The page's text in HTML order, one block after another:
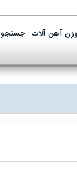
آهن آلات جستجو